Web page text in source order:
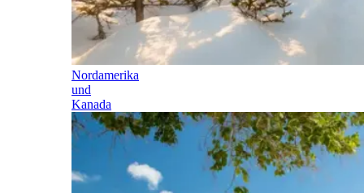
Nordamerika
und
Kanada